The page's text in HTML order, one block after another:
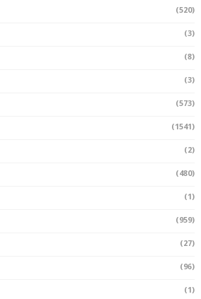
(520)
(3)
(8)
(3)
(573)
(1541)
(2)
(480)
(1)
(959)
(27)
(96)
(1)